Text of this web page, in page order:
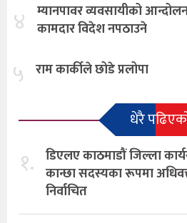
४ म्यानपावर व्यवसायीको
कामदार विदेश नपठाउने
५ राम कार्कीले छोडे प्रलोपा
धेरै
१. डिएलए काठमाडौं जिल्ला
कान्छा सदस्यका रूपमा
निर्वाचित